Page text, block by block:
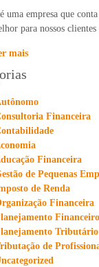
uma empresa que
para nossos
mais
Financeira
Financeira
de Pequenas
de Renda
Financeira
Financeiro
Tributário
de